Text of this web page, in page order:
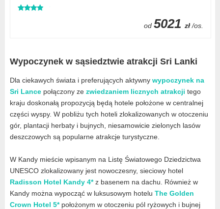
od 5021 zł /os.
Wypoczynek w sąsiedztwie atrakcji Sri Lanki
Dla ciekawych świata i preferujących aktywny wypoczynek na
Sri Lance połączony ze zwiedzaniem licznych atrakcji tego
kraju doskonałą propozycją będą hotele położone w centralnej
części wyspy. W pobliżu tych hoteli zlokalizowanych w otoczeniu
gór, plantacji herbaty i bujnych, niesamowicie zielonych lasów
deszczowych są popularne atrakcje turystyczne.
W Kandy mieście wpisanym na Listę Światowego Dziedzictwa
UNESCO zlokalizowany jest nowoczesny, sieciowy hotel
Radisson Hotel Kandy 4*z basenem na dachu. Również w
Kandy można wypocząć w luksusowym hotelu The Golden
Crown Hotel 5*położonym w otoczeniu pól ryżowych i bujnej